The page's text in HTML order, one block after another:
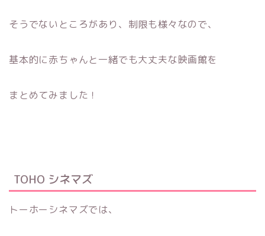
そうでないところがあり、制限も様々なので、
基本的に赤ちゃんと一緒でも大丈夫な映画館を
まとめてみました！
TOHO シネマズ
トーホーシネマズでは、